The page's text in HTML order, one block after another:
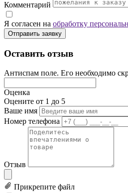
Комментарий
Я согласен на обработку
Отправить заявку
Оставить отзыв
Антиспам поле. Его необходимо
Оценка
Оцените от 1 до 5
Ваше имя
Номер телефона
Отзыв
Прикрепите файл